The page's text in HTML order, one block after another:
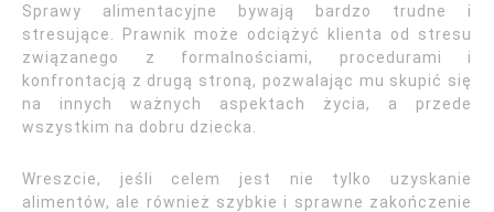
Sprawy alimentacyjne bywają bardzo trudne i
stresujące. Prawnik może odciążyć klienta od stresu
związanego z formalnościami, procedurami i
konfrontacją z drugą stroną, pozwalając mu skupić się
na innych ważnych aspektach życia, a przede
wszystkim na dobru dziecka.
Wreszcie, jeśli celem jest nie tylko uzyskanie
alimentów, ale również szybkie i sprawne zakończenie